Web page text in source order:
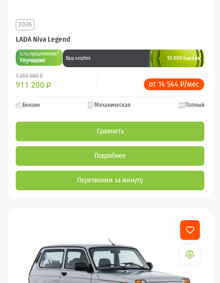
LADA Niva Legend
2026
Есть предложение?
Улучшим! Ваш кешбек 10 000 баллов
1 259 000 ₽
911 200 ₽ от 14 544 ₽/мес
Бензин Механическая Полный
Сравнить
Подробнее
Перезвоним за минуту